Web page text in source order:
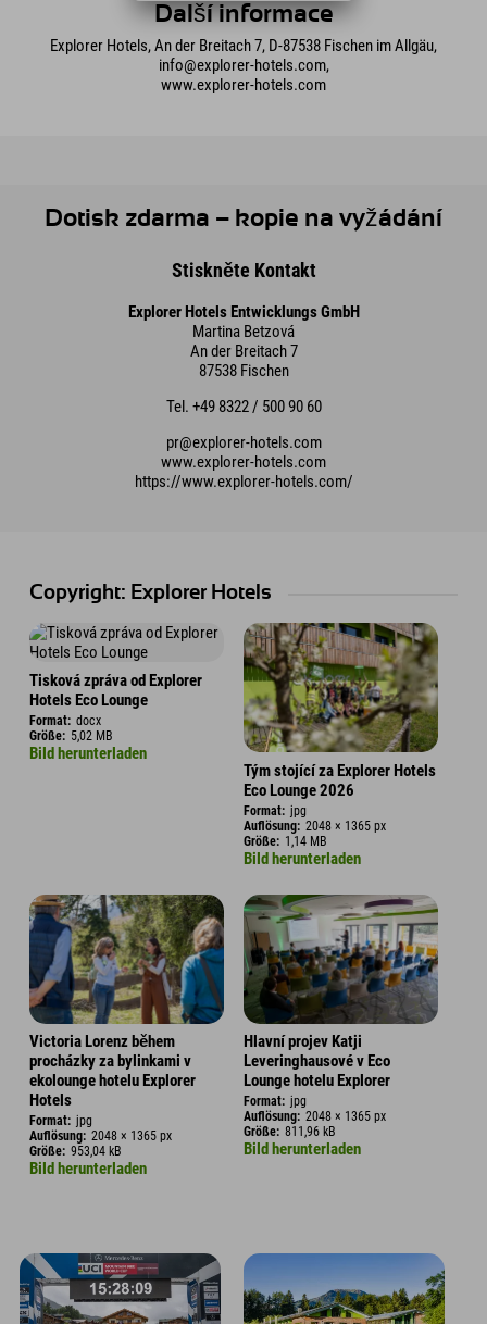
Další informace
Explorer Hotels, An der Breitach 7, D-87538 Fischen im Allgäu,
info@explorer-hotels.com,
www.explorer-hotels.com
Dotisk zdarma – kopie na vyžádání
Stiskněte Kontakt
Explorer Hotels Entwicklungs GmbH
Martina Betzová
An der Breitach 7
87538 Fischen
Tel. +49 8322 / 500 90 60
pr@explorer-hotels.com
www.explorer-hotels.com
https://www.explorer-hotels.com/
Copyright: Explorer Hotels
Tisková zpráva od Explorer
Hotels Eco Lounge
Format: docx
Größe: 5,02 MB
Bild herunterladen
Tým stojící za Explorer Hotels
Eco Lounge 2026
Format: jpg
Auflösung: 2048 × 1365 px
Größe: 1,14 MB
Bild herunterladen
Victoria Lorenz během
procházky za bylinkami v
ekolounge hotelu Explorer
Hotels
Format: jpg
Auflösung: 2048 × 1365 px
Größe: 953,04 kB
Bild herunterladen
Hlavní projev Katji
Leveringhausové v Eco
Lounge hotelu Explorer
Format: jpg
Auflösung: 2048 × 1365 px
Größe: 811,96 kB
Bild herunterladen